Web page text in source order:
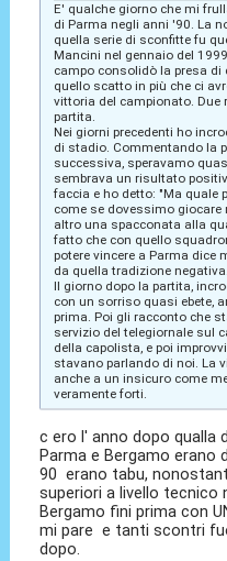
E' qualche giorno che mi
di Parma negli anni '90. La
quella serie di sconfitte fu
Mancini nel gennaio del
campo consolidò la presa
quello scatto in più che ci
vittoria del campionato. Due
partita.
Nei giorni precedenti ho
di stadio. Commentando la
successiva, speravamo
sembrava un risultato
faccia e ho detto: "Ma quale
come se dovessimo giocare
altro una spacconata alla
fatto che con quello
potere vincere a Parma
da quella tradizione negativa.
Il giorno dopo la partita,
con un sorriso quasi ebete,
prima. Poi gli racconto che
servizio del telegiornale sul
della capolista, e poi
stavano parlando di noi. La
anche a un insicuro come
veramente forti.
c ero l' anno dopo qualla
Parma e Bergamo erano
90 erano tabu,
superiori a livello tecnico
Bergamo fini prima con
mi pare e tanti scontri
dopo.